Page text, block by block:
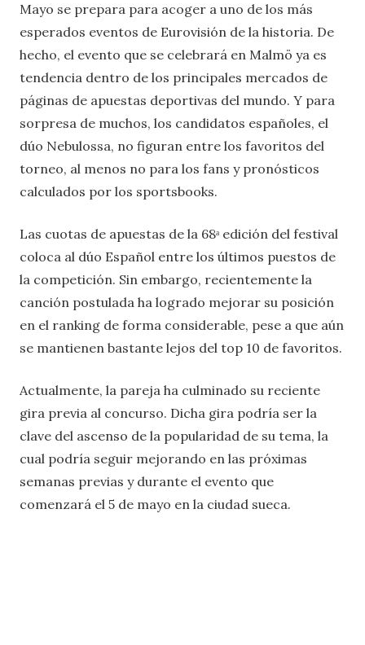
Mayo se prepara para acoger a uno de los más
esperados eventos de Eurovisión de la historia. De
hecho, el evento que se celebrará en Malmö ya es
tendencia dentro de los principales mercados de
páginas de apuestas deportivas del mundo. Y para
sorpresa de muchos, los candidatos españoles, el
dúo Nebulossa, no figuran entre los favoritos del
torneo, al menos no para los fans y pronósticos
calculados por los sportsbooks.
Las cuotas de apuestas de la 68ᵃ edición del festival
coloca al dúo Español entre los últimos puestos de
la competición. Sin embargo, recientemente la
canción postulada ha logrado mejorar su posición
en el ranking de forma considerable, pese a que aún
se mantienen bastante lejos del top 10 de favoritos.
Actualmente, la pareja ha culminado su reciente
gira previa al concurso. Dicha gira podría ser la
clave del ascenso de la popularidad de su tema, la
cual podría seguir mejorando en las próximas
semanas previas y durante el evento que
comenzará el 5 de mayo en la ciudad sueca.